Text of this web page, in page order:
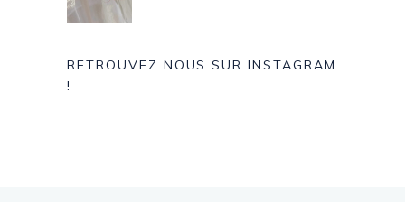
RETROUVEZ NOUS SUR INSTAGRAM
!